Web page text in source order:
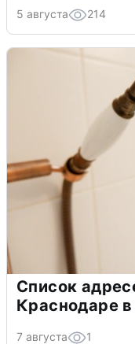
5 августа 214
Список
Краснодаре в
7 августа 1